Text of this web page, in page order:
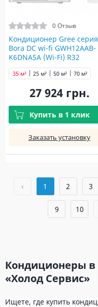
0 Отзыв
Кондиционер Gree серия
Bora DC wi-fi GWH12AAB-
K6DNA5A (Wi-Fi) R32
25 м²
35 м² 50 м² 70 м²
27 924 грн.
Купить в 1 клик
Заказать установку
‹ 1 2 3
9 10
Кондиционеры
«Холод Сервис»
Ищете, где купить